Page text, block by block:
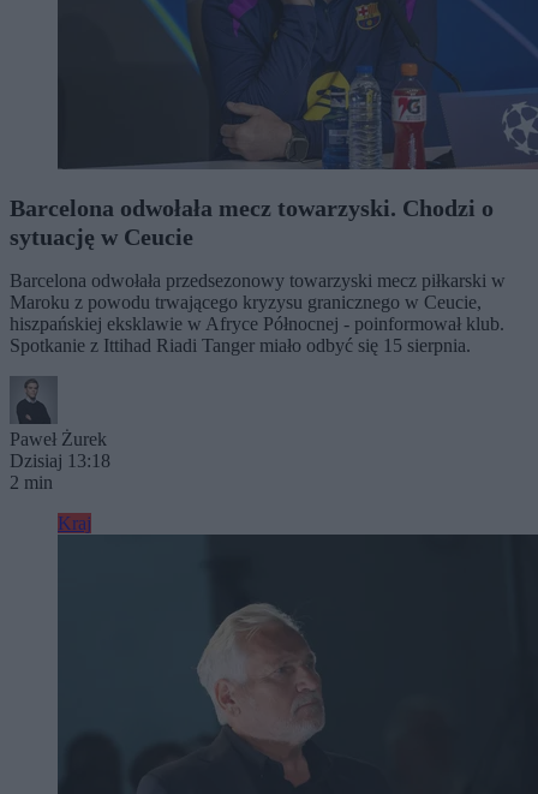
Barcelona odwołała mecz towarzyski. Chodzi o
sytuację w Ceucie
Barcelona odwołała przedsezonowy towarzyski mecz piłkarski w
Maroku z powodu trwającego kryzysu granicznego w Ceucie,
hiszpańskiej eksklawie w Afryce Północnej - poinformował klub.
Spotkanie z Ittihad Riadi Tanger miało odbyć się 15 sierpnia.
Paweł Żurek
Dzisiaj 13:18
2 min
Kraj